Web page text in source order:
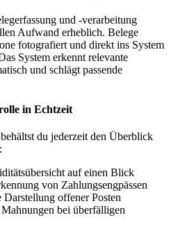
und -verarbeitung
Aufwand erheblich. Belege
fotografiert und direkt ins System
System erkennt relevante
und schlägt passende
in Echtzeit
du jederzeit den Überblick
auf einen Blick
von Zahlungsengpässen
offener Posten
bei überfälligen